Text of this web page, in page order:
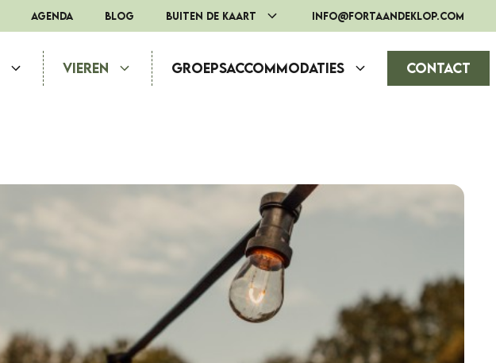
Agenda Blog Buiten de Kaart info@fortaandeklop.com
Vieren Groepsaccommodaties Contact